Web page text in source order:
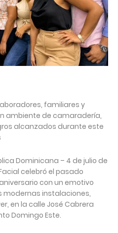
familiares y
ambiente de camaradería,
alcanzados durante este
Dominicana – 4 de julio de
celebró el pasado
con un emotivo
modernas instalaciones,
en la calle José Cabrera
Domingo Este.